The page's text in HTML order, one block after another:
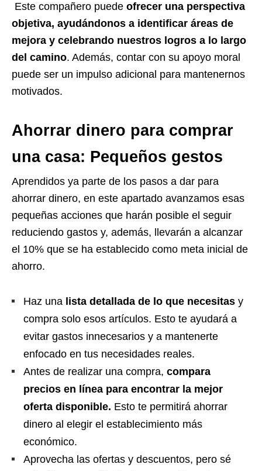
Este compañero puede ofrecer una perspectiva
objetiva, ayudándonos a identificar áreas de
mejora y celebrando nuestros logros a lo largo
del camino. Además, contar con su apoyo moral
puede ser un impulso adicional para mantenernos
motivados.
Ahorrar dinero paracomprar
una casa: Pequeños gestos
Aprendidos ya parte de los pasos a dar para
ahorrar dinero, en este apartado avanzamos esas
pequeñas acciones que harán posible el seguir
reduciendo gastos y, además, llevarán a alcanzar
el 10% que se ha establecido como meta inicial de
ahorro.
Haz una lista detallada de lo que necesitas y
compra solo esos artículos. Esto te ayudará a
evitar gastos innecesarios y a mantenerte
enfocado en tus necesidades reales.
Antes de realizar una compra, compara
precios en línea para encontrar la mejor
oferta disponible. Esto te permitirá ahorrar
dinero al elegir el establecimiento más
económico.
Aprovecha las ofertas y descuentos, pero sé